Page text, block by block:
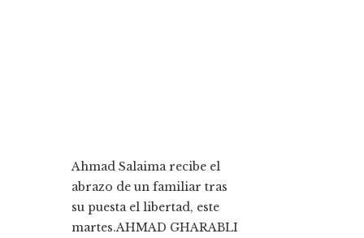
Ahmad Salaima recibe el
abrazo de un familiar tras
su puesta el libertad, este
martes.AHMAD GHARABLI